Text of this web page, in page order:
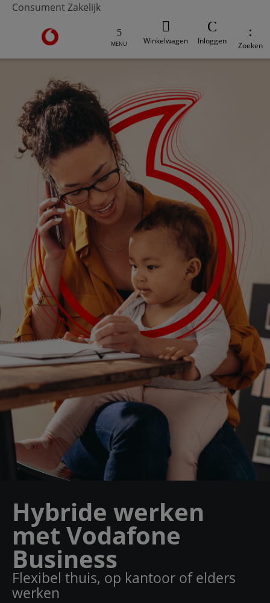
Consument Zakelijk
Ga naar de Vodafone homepage
MENU Winkelwagen Inloggen Zoeken
Hybride werken
met Vodafone
Business
Flexibel thuis, op kantoor of elders
werken